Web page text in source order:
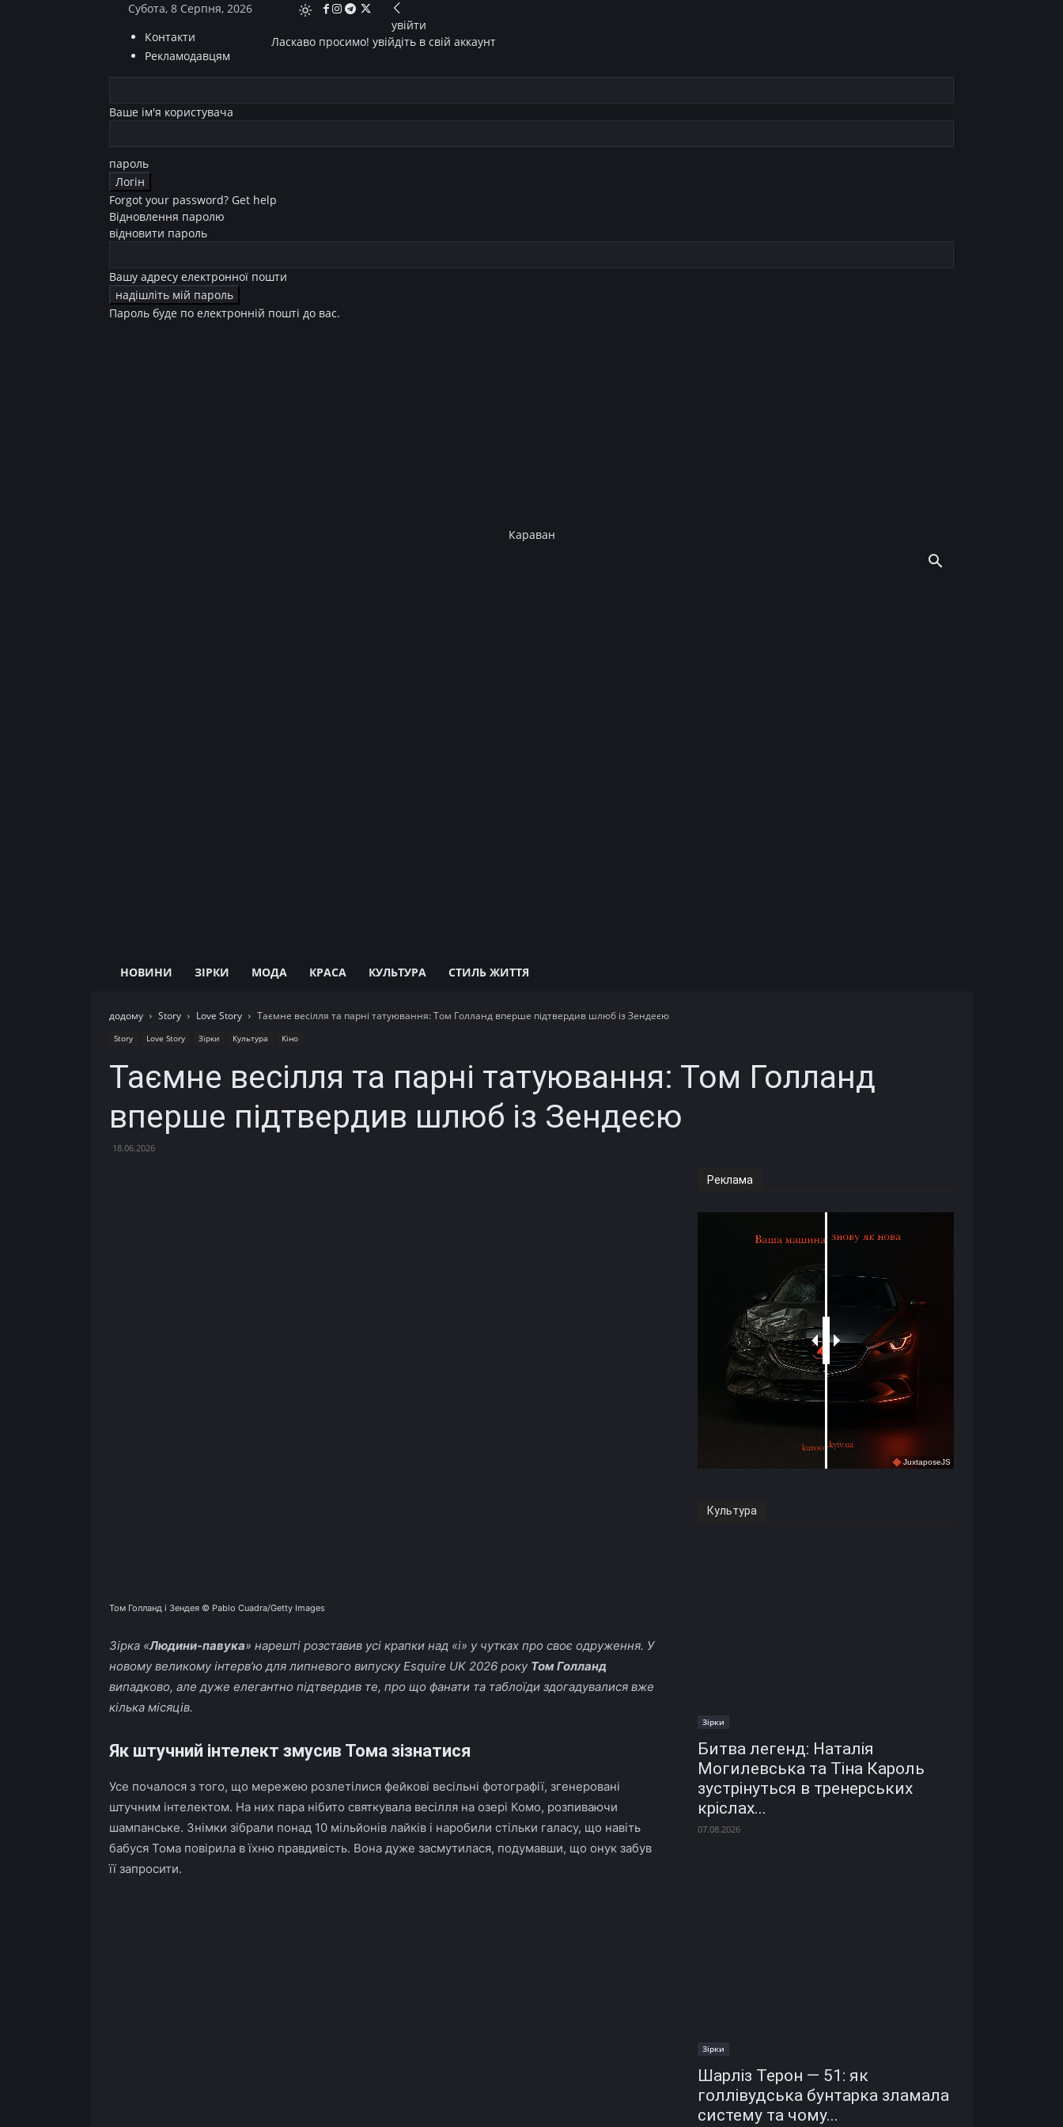
Субота, 8 Серпня, 2026
Контакти
Рекламодавцям
увійти
Ласкаво просимо! увійдіть в свій аккаунт
Ваше ім'я користувача
пароль
Forgot your password? Get help
Відновлення паролю
відновити пароль
Вашу адресу електронної пошти
Пароль буде по електронній пошті до вас.
Караван
НОВИНИ ЗІРКИ МОДА КРАСА КУЛЬТУРА СТИЛЬ ЖИТТЯ
додому Story Love Story Таємне весілля та парні татуювання: Том Голланд вперше підтвердив шлюб із Зендеєю
Story Love Story Зірки Культура Кіно
Таємне весілля та парні татуювання: Том Голланд
вперше підтвердив шлюб із Зендеєю
18.06.2026
Том Голланд і Зендея © Pablo Cuadra/Getty Images
Зірка «Людини-павука» нарешті розставив усі крапки над «і» у чутках про своє одруження. У
новому великому інтерв’ю для липневого випуску Esquire UK 2026 року Том Голланд
випадково, але дуже елегантно підтвердив те, про що фанати та таблоїди здогадувалися вже
кілька місяців.
Як штучний інтелект змусив Тома зізнатися
Усе почалося з того, що мережею розлетілися фейкові весільні фотографії, згенеровані
штучним інтелектом. На них пара нібито святкувала весілля на озері Комо, розпиваючи
шампанське. Знімки зібрали понад 10 мільйонів лайків і наробили стільки галасу, що навіть
бабуся Тома повірила в їхню правдивість. Вона дуже засмутилася, подумавши, що онук забув
її запросити.
Реклама
Культура
Зірки
Битва легенд: Наталія
Могилевська та Тіна Кароль
зустрінуться в тренерських
кріслах...
07.08.2026
Зірки
Шарліз Терон — 51: як
голлівудська бунтарка зламала
систему та чому...